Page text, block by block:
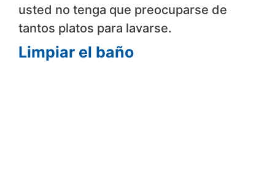
usted no tenga que preocuparse de
tantos platos para lavarse.
Limpiar el baño